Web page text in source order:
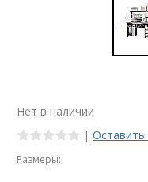
Нет в наличии
| Оставить
Размеры: